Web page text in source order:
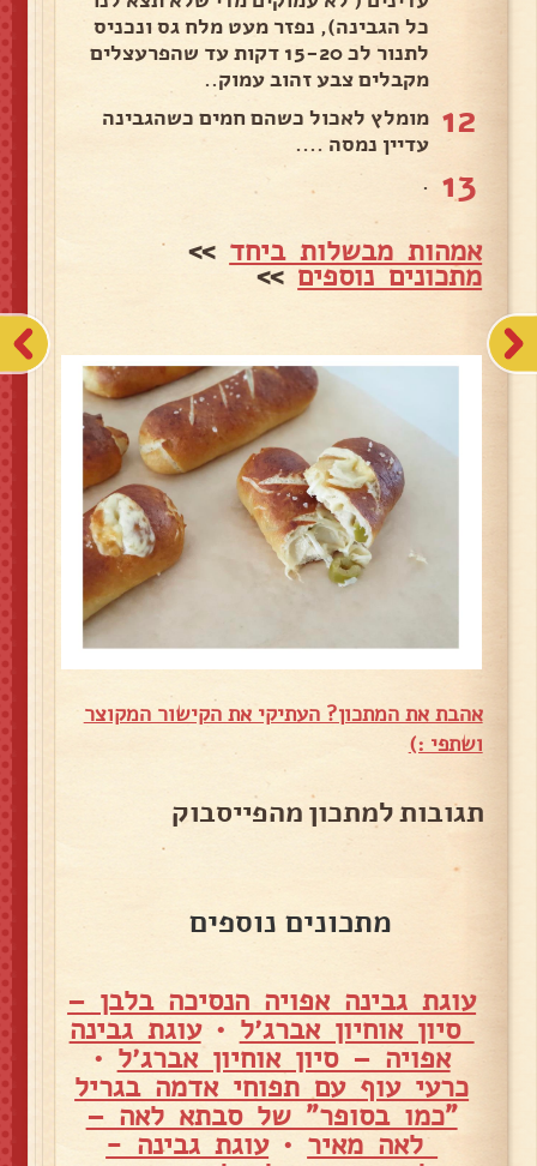
כל הגבינה), נפזר מעט מלח גס ונכניס
לתנור לכ 15-20 דקות עד שהפרעצלים
מקבלים צבע זהוב עמוק..
12 מומלץ לאכול כשהם חמים כשהגבינה
עדיין נמסה ....
13
.
אמהות מבשלות ביחד >>
מתכונים נוספים>>
אהבת את המתכון? העתיקי את הקישור המקוצר
ושתפי :)
תגובות למתכון מהפייסבוק
מתכונים נוספים
עוגת גבינה אפויה הנסיכה בלבן –
סיון אוחיון אברג׳ל •עוגת גבינה
אפויה – סיון אוחיון אברג׳ל •
כרעי עוף עם תפוחי אדמה בגריל
"כמו בסופר" של סבתא לאה –
לאה מאיר •עוגת גבינה -